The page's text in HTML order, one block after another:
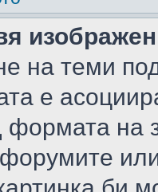
на теми
е
формата на